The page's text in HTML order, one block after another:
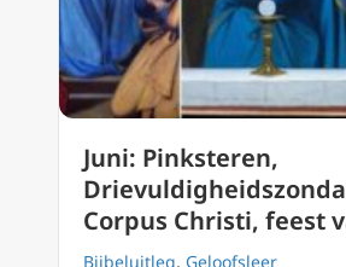
Juni: Pinksteren,
Corpus Christi, feest
Bijbeluitleg, Geloofsleer